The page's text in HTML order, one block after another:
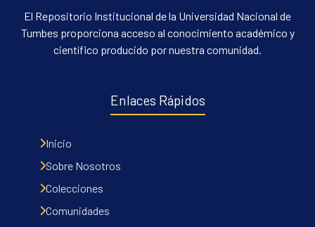
El Repositorio Institucional de la Universidad Nacional de
Tumbes proporciona acceso al conocimiento académico y
científico producido por nuestra comunidad.
Enlaces Rápidos
Inicio
Sobre Nosotros
Colecciones
Comunidades